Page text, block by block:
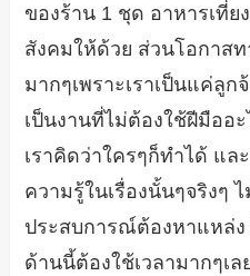
ของร้าน 1 ชุด อาหารเที่
สังคมให้ด้วย ส่วนโอกาส
มากๆเพราะเราเป็นแค่ลู
เป็นงานที่ไม่ต้องใช้ฝีมืออ
เราคิดว่าใครๆก็ทำได้ แล
ความรู้ในเรื่องนั้นๆจริงๆ
ประสบการณ์ต้องหาแหล่ง
ด้านนี้ต้องใช้เวลามากๆเล